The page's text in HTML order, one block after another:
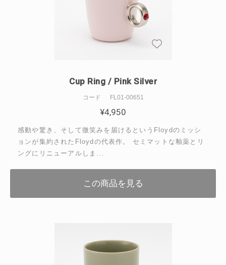
Cup Ring / Pink Silver
コード FL01-00651
¥4,950
感動や驚き、そして微笑みを届けるというFloydのミッシ
ョンが集約されたFloydの代表作。 セミマットな釉薬とリ
ングにリニューアルしま...
この商品を見る